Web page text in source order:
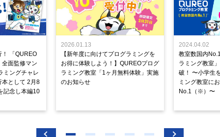
！ 「QUREO
面監修マン
ミングチャレ
本として 2月8
記念し本編10
2026.01.13
【新年度に向けてプログラミングを
お得に体験しよう！】QUREOプログ
ラミング教室「1ヶ月無料体験」実施
のお知らせ
2024.04.02
教室数国内
ラミング教室
破！ 〜小学生
ミング教室に
No.1（※）〜